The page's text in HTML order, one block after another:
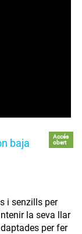
baja
Accés
obert
i senzills per
la seva llar
per fer